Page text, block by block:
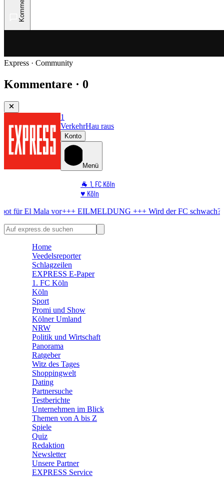
Express · Community
Kommentare · 0
1
VerkehrHau raus
Konto
Menü
🐐 1. FC Köln
♥️ Köln
🏆 Sport
vor+++ EILMELDUNG +++Wird der FC schwach?BVB bereitet
Home
Veedelsreporter
Schlagzeilen
EXPRESS E-Paper
1. FC Köln
Köln
Sport
Promi und Show
Kölner Umland
NRW
Politik und Wirtschaft
Panorama
Ratgeber
Witz des Tages
Shoppingwelt
Dating
Partnersuche
Testberichte
Unternehmen im Blick
Themen von A bis Z
Spiele
Quiz
Redaktion
Newsletter
Unsere Partner
EXPRESS Service